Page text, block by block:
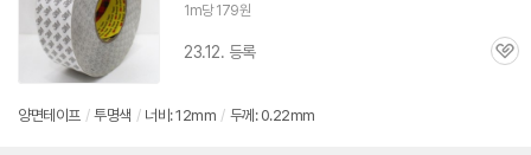
1m당 179원
23.12. 등록
관
양면테이프 / 투명색 / 너비:12mm / 두께: 0.22mm